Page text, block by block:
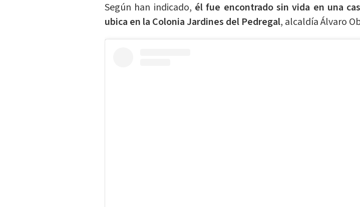
Según han indicado, él fue encontrado sin vida en una
ubica en la Colonia Jardines del Pedregal, alcaldía Álvaro